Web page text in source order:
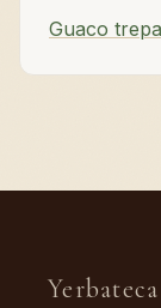
Guaco
Yerbateca